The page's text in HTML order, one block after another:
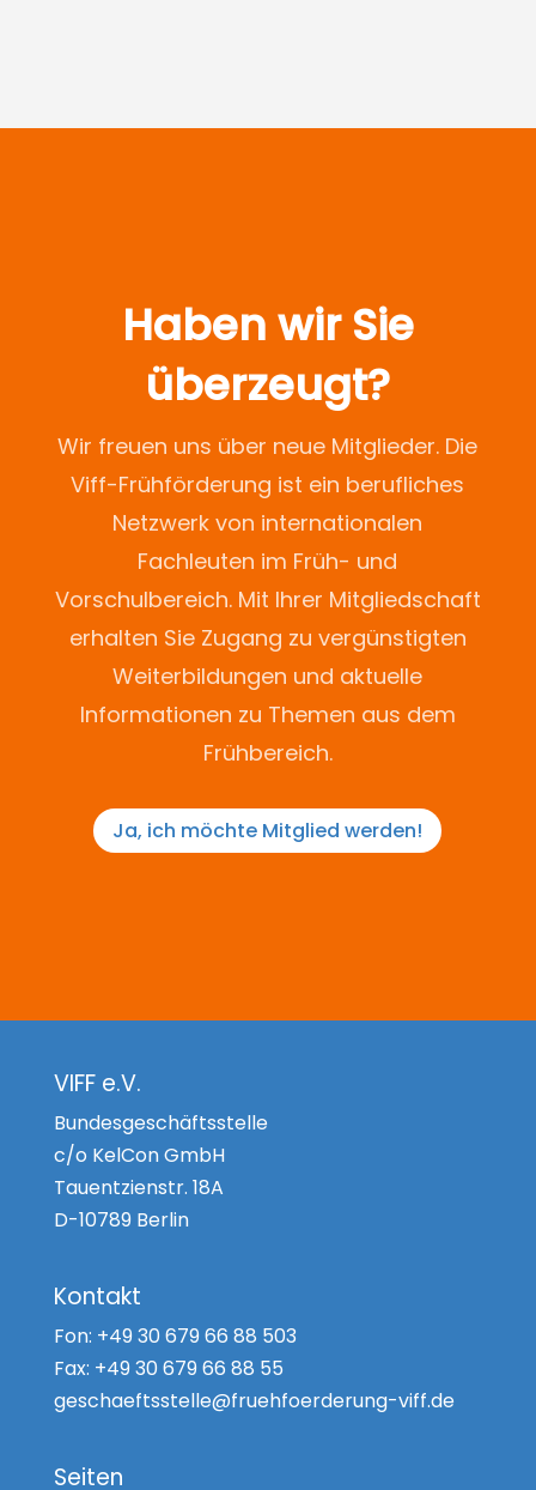
Haben wir Sie
überzeugt?
Wir freuen uns über neue Mitglieder. Die
Viff-Frühförderung ist ein berufliches
Netzwerk von internationalen
Fachleuten im Früh- und
Vorschulbereich. Mit Ihrer Mitgliedschaft
erhalten Sie Zugang zu vergünstigten
Weiterbildungen und aktuelle
Informationen zu Themen aus dem
Frühbereich.
Ja, ich möchte Mitglied werden!
VIFF e.V.
Bundesgeschäftsstelle
c/o KelCon GmbH
Tauentzienstr. 18A
D-10789 Berlin
Kontakt
Fon: +49 30 679 66 88 503
Fax: +49 30 679 66 88 55
geschaeftsstelle@fruehfoerderung-viff.de
Seiten